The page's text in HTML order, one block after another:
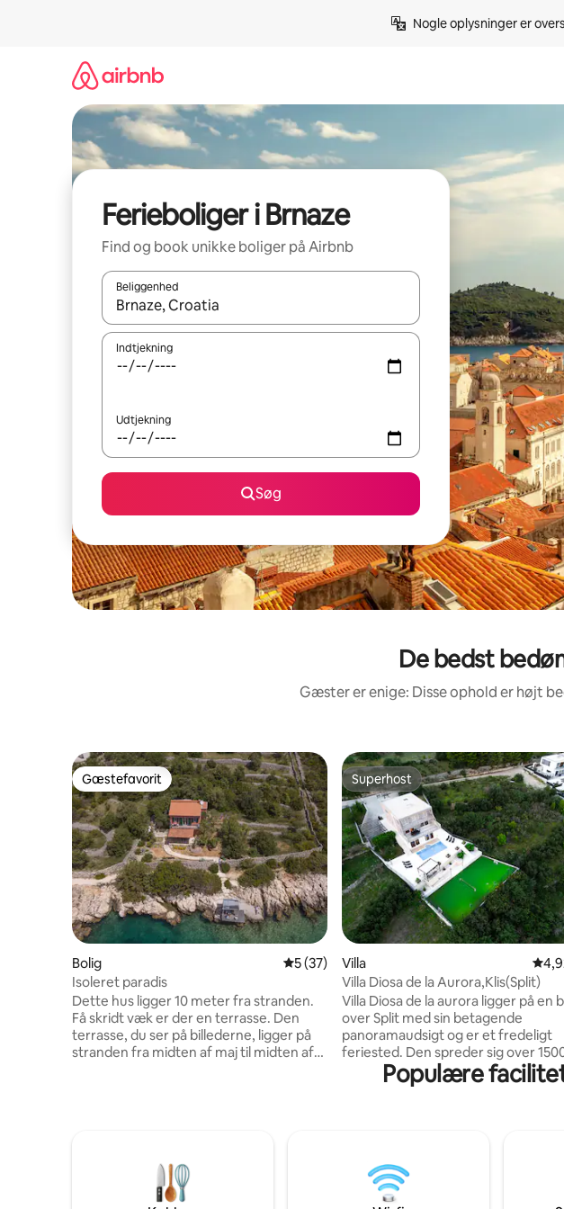
Nogle oplysninger er
Ferieboliger i Brnaze
Find og book unikke boliger på Airbnb
Beliggenhed
Når resultaterne er tilgængelige, skal du navigere med piletasterne op og
Indtjekning
Udtjekning
Søg
De bedst
Gæster er enige: Disse ophold er højt
Gæstefavorit
Gæstefavorit
Bolig 5 ud af 5 i gennemsnitlig bedømmelse, 37
5 (37)
Isoleret paradis
Dette hus ligger 10 meter fra stranden.
Få skridt væk er der en terrasse. Den
terrasse, du ser på billederne, ligger på
stranden fra midten af maj til midten af
soveværelser, en stue og endnu et
badeværelse. Der er ét badeværelse i
Superhost
Superhost
Villa 4,92
Villa Diosa de la Aurora,Klis(Split)
Villa Diosa de la aurora ligger på en
over Split med sin betagende
panoramaudsigt og er et fredeligt
feriested. Den spreder sig over
og tilbyder enestående privatliv og
intimitet. Villaen ligger i en smukt
midten af haven ved siden af, som
er den traditionelle kro i dalmatisk
Populære